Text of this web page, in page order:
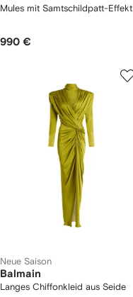
Mules mit Samtschildpatt-Effekt
990 €
Neue Saison
Balmain
Langes Chiffonkleid aus Seide